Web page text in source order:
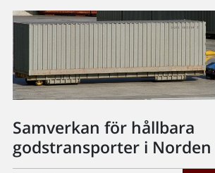
Samverkan för hållbara
godstransporter i Norden